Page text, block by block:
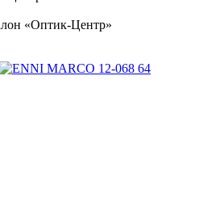
«Оптик-Центр»